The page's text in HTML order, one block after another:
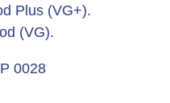
Plus (VG+).
(VG).
0028